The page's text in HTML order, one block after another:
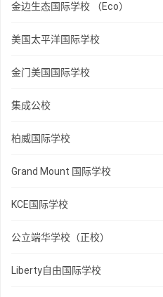
金边生态国际学校 （Eco）
美国太平洋国际学校
金门美国国际学校
集成公校
柏威国际学校
Grand Mount 国际学校
KCE国际学校
公立端华学校（正校）
Liberty自由国际学校